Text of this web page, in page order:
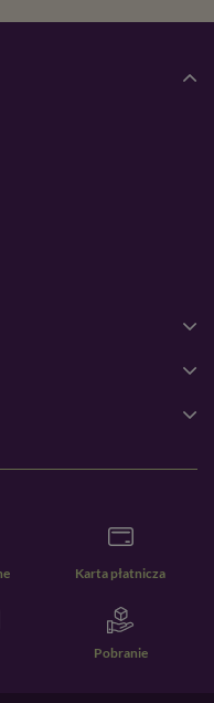
Karta płatnicza
Pobranie